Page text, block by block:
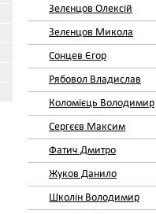
Зелєнцов Олексій
Зелєнцов Микола
Сонцев Єгор
Рябовол Владислав
Коломієць Володимир
Сергєєв Максим
Фатич Дмитро
Жуков Данило
Школін Володимир